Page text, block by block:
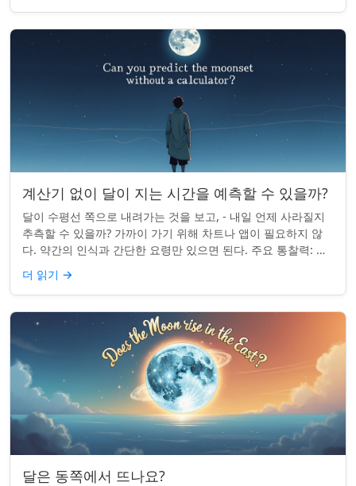
계산기 없이 달이 지는 시간을 예측할 수 있을까?
달이 수평선 쪽으로 내려가는 것을 보고, - 내일 언제 사라질지
추측할 수 있을까? 가까이 가기 위해 차트나 앱이 필요하지 않
다. 약간의 인식과 간단한 요령만 있으면 된다. 주요 통찰력: 오
늘의 달 뜨는 시간을 알고...
더 읽기 →
달은 동쪽에서 뜨나요?